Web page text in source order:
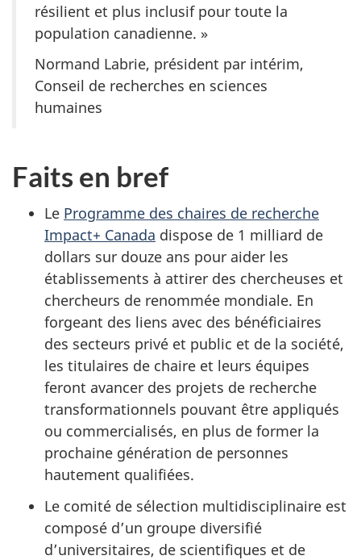
résilient et plus inclusif pour toute la
population canadienne. »
Normand Labrie, président par intérim,
Conseil de recherches en sciences
humaines
Faits en bref
Le Programme des chaires de recherche
Impact+ Canada dispose de 1 milliard de
dollars sur douze ans pour aider les
établissements à attirer des chercheuses et
chercheurs de renommée mondiale. En
forgeant des liens avec des bénéficiaires
des secteurs privé et public et de la société,
les titulaires de chaire et leurs équipes
feront avancer des projets de recherche
transformationnels pouvant être appliqués
ou commercialisés, en plus de former la
prochaine génération de personnes
hautement qualifiées.
Le comité de sélection multidisciplinaire est
composé d’un groupe diversifié
d’universitaires, de scientifiques et de